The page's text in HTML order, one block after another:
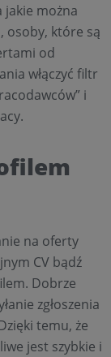
można
osoby, które są
od
włączyć filtr
i
na oferty
CV bądź
Dobrze
zgłoszenia
temu, że
jest szybkie i